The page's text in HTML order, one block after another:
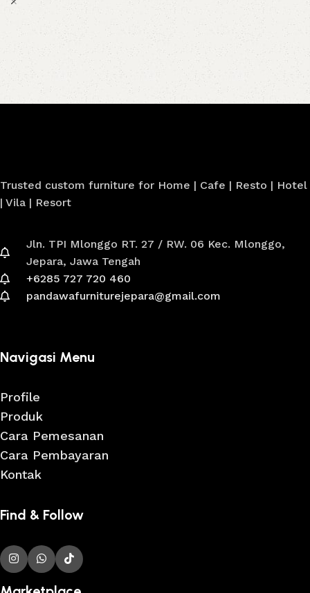
Trusted custom furniture for Home | Cafe | Resto | Hotel
| Vila | Resort
Jln. TPI Mlonggo RT. 27 / RW. 06 Kec. Mlonggo,
Jepara, Jawa Tengah
+6285 727 720 460
pandawafurniturejepara@gmail.com
Navigasi Menu
Profile
Produk
Cara Pemesanan
Cara Pembayaran
Kontak
Find & Follow